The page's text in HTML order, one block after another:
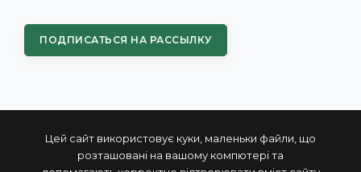
Цей сайт використовує куки, маленьки файли, що
розташовані на вашому компютері та
ПОДПИСАТЬСЯ НА РАССЫЛКУ